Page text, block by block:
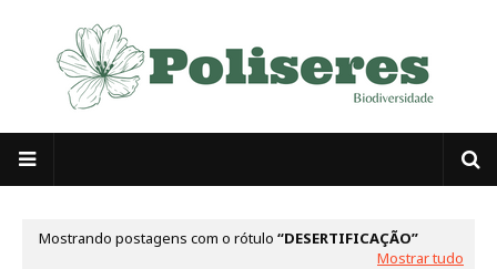
Mostrando postagens com o rótulo
DESERTIFICAÇÃO
Mostrar tudo